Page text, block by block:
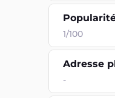
1/100
Adresse
-